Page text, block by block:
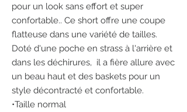
pour un look sans effort et super
confortable.. Ce short offre une coupe
flatteuse dans une variété de tailles.
Doté d'une poche en strass à l'arrière et
dans les déchirures, il a fière allure avec
un beau haut et des baskets pour un
style décontracté et confortable.
•Taille normal